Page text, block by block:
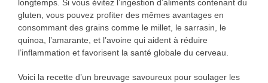
longtemps. Si vous évitez l’ingestion d’aliments contenant du
gluten, vous pouvez profiter des mêmes avantages en
consommant des grains comme le millet, le sarrasin, le
quinoa, l’amarante, et l’avoine qui aident à réduire
l’inflammation et favorisent la santé globale du cerveau.
Voici la recette d’un breuvage savoureux pour soulager les